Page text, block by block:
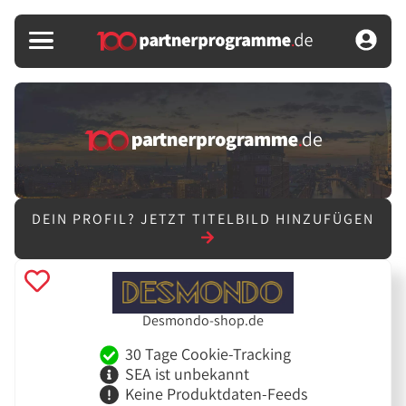
DEIN PROFIL? JETZT TITELBILD HINZUFÜGEN
Desmondo-shop.de
30 Tage Cookie-Tracking
SEA ist unbekannt
Keine Produktdaten-Feeds